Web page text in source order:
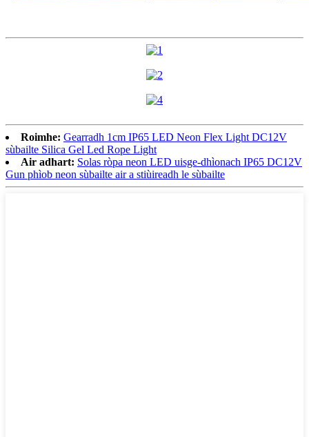
Roimhe: Gearradh 1cm IP65 LED Neon Flex Light DC12V
sùbailte Silica Gel Led Rope Light
Air adhart: Solas ròpa neon LED uisge-dhìonach IP65 DC12V
Gun phìob neon sùbailte air a stiùireadh le sùbailte